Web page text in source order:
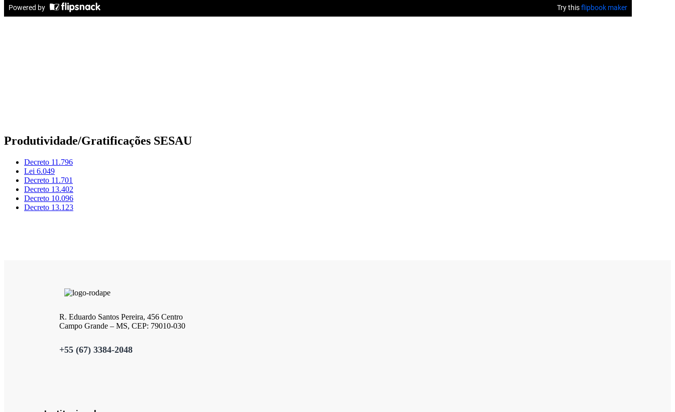
Produtividade/Gratificações SESAU
Decreto 11.796
Lei 6.049
Decreto 11.701
Decreto 13.402
Decreto 10.096
Decreto 13.123
R. Eduardo Santos Pereira, 456 Centro
Campo Grande – MS, CEP: 79010-030
+55 (67) 3384-2048